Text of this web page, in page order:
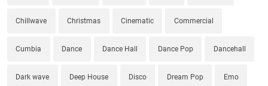
Chillwave Christmas Cinematic Commercial
Cumbia Dance Dance Hall Dance Pop Dancehall
Dark wave Deep House Disco Dream Pop Emo